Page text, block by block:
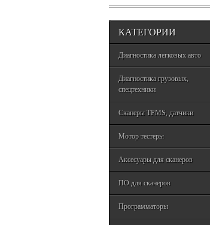
КАТЕГОРИИ
Диагностика легковых авто
Диагностика грузовых,
спецтехники
Сканеры TPMS, датчики
Мотор тестеры
Аксесуары для сканеров
ПО для сканеров
Программаторы